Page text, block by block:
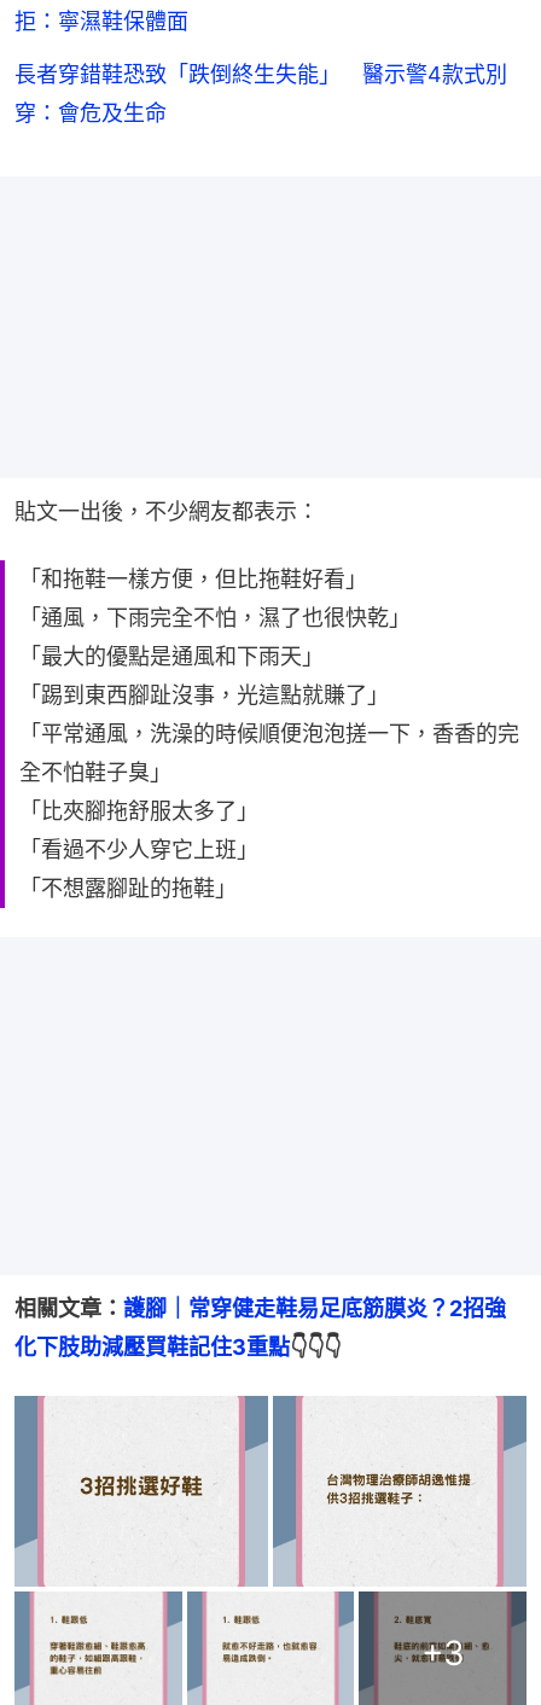
拒：寧濕鞋保體面
長者穿錯鞋恐致「跌倒終生失能」 醫示警4款式別
穿：會危及生命
貼文一出後，不少網友都表示：
「和拖鞋一樣方便，但比拖鞋好看」
「通風，下雨完全不怕，濕了也很快乾」
「最大的優點是通風和下雨天」
「踢到東西腳趾沒事，光這點就賺了」
「平常通風，洗澡的時候順便泡泡搓一下，香香的完
全不怕鞋子臭」
「比夾腳拖舒服太多了」
「看過不少人穿它上班」
「不想露腳趾的拖鞋」
相關文章： 護腳｜常穿健走鞋易足底筋膜炎？2招強
化下肢助減壓買鞋記住3重點👇👇👇
+3